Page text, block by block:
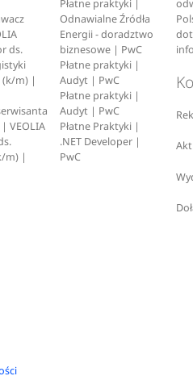
ds.
(k/m) |
VEOLIA
m) |
Płatne praktyki |
Odnawialne Źródła
Energii - doradztwo
biznesowe | PwC
Płatne praktyki |
Audyt | PwC
Płatne praktyki |
Audyt | PwC
Płatne Praktyki |
.NET Developer |
PwC